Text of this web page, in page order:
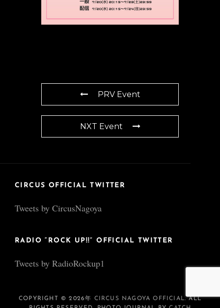
PRV Event
NXT Event
CIRCUS OFFICIAL TWITTER
Tweets by CircusNagoya
RADIO “ROCK UP!!” OFFICIAL TWITTER
Tweets by RadioRockup1
COPYRIGHT © 2026年 CIRCUS NAGOYA OFFICIAL. ALL